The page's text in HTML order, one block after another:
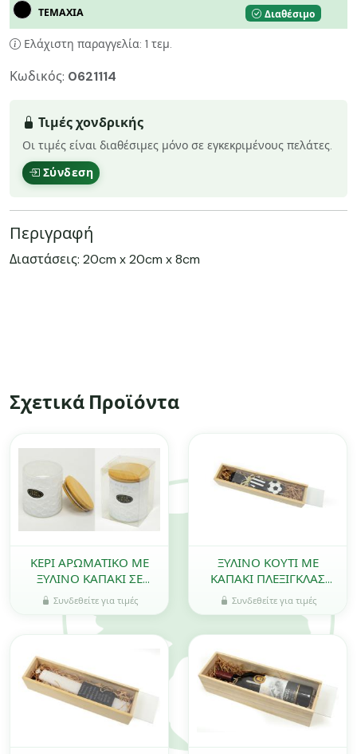
ΤΕΜΑΧΙΑ Διαθέσιμο
Ελάχιστη παραγγελία: 1 τεμ.
Κωδικός: 0621114
Τιμές χονδρικής
Οι τιμές είναι διαθέσιμες μόνο σε εγκεκριμένους πελάτες.
Σύνδεση
Περιγραφή
Διαστάσεις: 20cm x 20cm x 8cm
Σχετικά Προϊόντα
ΚΕΡΙ ΑΡΩΜΑΤΙΚΟ ΜΕ
ΞΥΛΙΝΟ ΚΑΠΑΚΙ ΣΕ
ΚΟΥΤΙ 0515270
Συνδεθείτε για τιμές
ΞΥΛΙΝΟ ΚΟΥΤΙ ΜΕ
ΚΑΠΑΚΙ ΠΛΕΞΙΓΚΛΑΣ
ΜΙΚΡΟ 32cm x 7cm
0519701
Συνδεθείτε για τιμές